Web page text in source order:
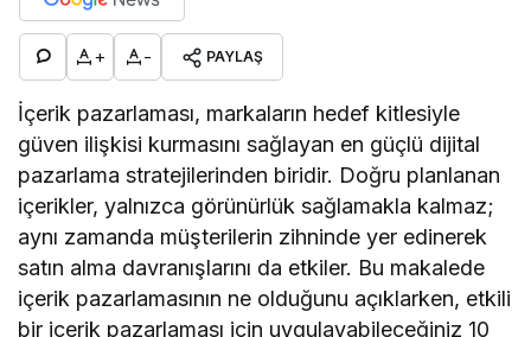
+ - PAYLAŞ
İçerik pazarlaması, markaların hedef kitlesiyle
güven ilişkisi kurmasını sağlayan en güçlü dijital
pazarlama stratejilerinden biridir. Doğru planlanan
içerikler, yalnızca görünürlük sağlamakla kalmaz;
aynı zamanda müşterilerin zihninde yer edinerek
satın alma davranışlarını da etkiler. Bu makalede
içerik pazarlamasının ne olduğunu açıklarken, etkili
bir içerik pazarlaması için uygulayabileceğiniz 10